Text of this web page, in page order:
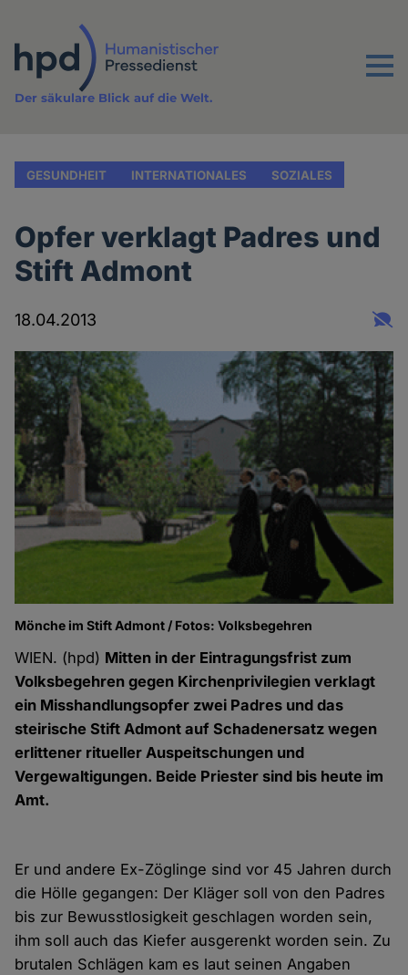
Inhalt
Menu
Der säkulare Blick auf die Welt.
GESUNDHEIT INTERNATIONALES SOZIALES
Opfer verklagt Padres und
Stift Admont
18.04.2013
Mönche im Stift Admont / Fotos: Volksbegehren
WIEN. (hpd) Mitten in der Eintragungsfrist zum
Volks­begehren gegen Kirchenprivilegien verklagt
ein Misshandlungs­opfer zwei Padres und das
steirische Stift Admont auf Schadener­satz wegen
erlittener ritueller Auspeitschungen und
Vergewaltigungen. Beide Priester sind bis heute im
Amt.
Er und andere Ex-Zöglinge sind vor 45 Jahren durch
die Hölle gegangen: Der Kläger soll von den Padres
bis zur Bewusst­losigkeit geschlagen worden sein,
ihm soll auch das Kiefer ausgerenkt worden sein. Zu
brutalen Schlägen kam es laut seinen Angaben